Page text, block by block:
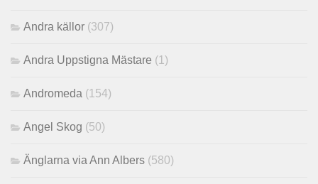
Andra källor (307)
Andra Uppstigna Mästare (1)
Andromeda (154)
Angel Skog (50)
Änglarna via Ann Albers (580)